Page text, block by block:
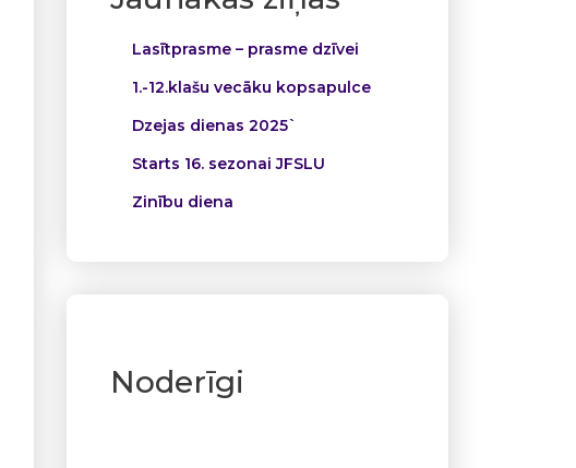
Lasītprasme – prasme dzīvei
1.-12.klašu vecāku kopsapulce
Dzejas dienas 2025`
Starts 16. sezonai JFSLU
Zinību diena
Noderīgi